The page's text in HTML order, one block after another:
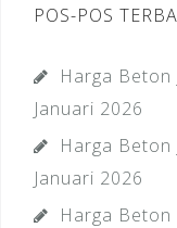
POS-POS
Harga Beton
Januari 2026
Harga Beton
Januari 2026
Harga Beton